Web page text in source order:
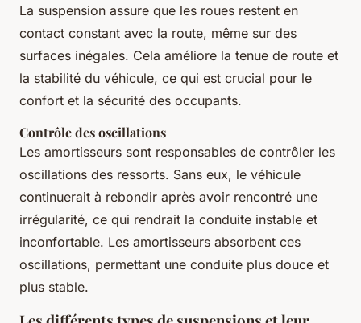
La suspension assure que les roues restent en
contact constant avec la route, même sur des
surfaces inégales. Cela améliore la tenue de route et
la stabilité du véhicule, ce qui est crucial pour le
confort et la sécurité des occupants.
Contrôle des oscillations
Les amortisseurs sont responsables de contrôler les
oscillations des ressorts. Sans eux, le véhicule
continuerait à rebondir après avoir rencontré une
irrégularité, ce qui rendrait la conduite instable et
inconfortable. Les amortisseurs absorbent ces
oscillations, permettant une conduite plus douce et
plus stable.